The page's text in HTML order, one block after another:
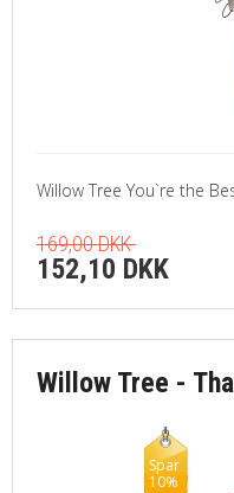
Willow Tree You`re the
169,00 DKK
152,10 DKK
Willow Tree -
Spar
10%